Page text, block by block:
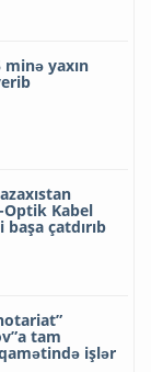
minə yaxın
Optik Kabel
çatdırıb
tam
işlər